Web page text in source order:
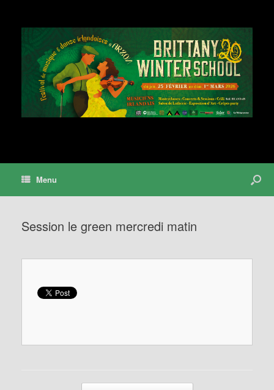
Menu
Session le green mercredi matin